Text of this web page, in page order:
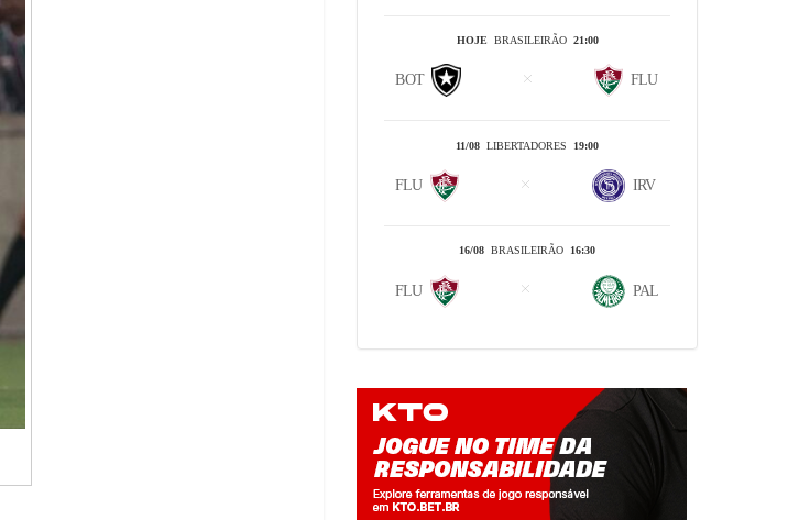
HOJE BRASILEIRÃO 21:00
BOT FLU
11/08 LIBERTADORES 19:00
FLU IRV
16/08 BRASILEIRÃO 16:30
FLU PAL